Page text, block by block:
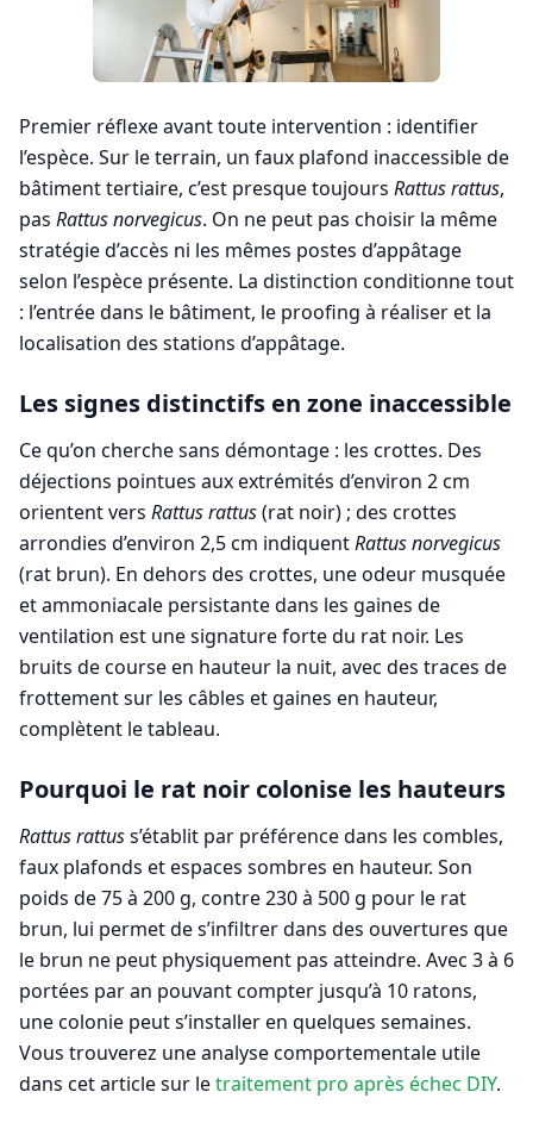
Premier réflexe avant toute intervention : identifier
l’espèce. Sur le terrain, un faux plafond inaccessible de
bâtiment tertiaire, c’est presque toujours Rattus rattus,
pas Rattus norvegicus. On ne peut pas choisir la même
stratégie d’accès ni les mêmes postes d’appâtage
selon l’espèce présente. La distinction conditionne tout
: l’entrée dans le bâtiment, le proofing à réaliser et la
localisation des stations d’appâtage.
Les signes distinctifs en zone inaccessible
Ce qu’on cherche sans démontage : les crottes. Des
déjections pointues aux extrémités d’environ 2 cm
orientent vers Rattus rattus(rat noir) ; des crottes
arrondies d’environ 2,5 cm indiquentRattus norvegicus
(rat brun). En dehors des crottes, une odeur musquée
et ammoniacale persistante dans les gaines de
ventilation est une signature forte du rat noir. Les
bruits de course en hauteur la nuit, avec des traces de
frottement sur les câbles et gaines en hauteur,
complètent le tableau.
Pourquoi le rat noir colonise les hauteurs
Rattus rattuss’établit par préférence dans les combles,
faux plafonds et espaces sombres en hauteur. Son
poids de 75 à 200 g, contre 230 à 500 g pour le rat
brun, lui permet de s’infiltrer dans des ouvertures que
le brun ne peut physiquement pas atteindre. Avec 3 à 6
portées par an pouvant compter jusqu’à 10 ratons,
une colonie peut s’installer en quelques semaines.
Vous trouverez une analyse comportementale utile
dans cet article sur letraitement pro après échec DIY.